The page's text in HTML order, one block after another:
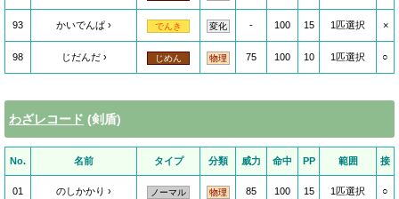
93 かいでんぱ でんき 変化 - 100 15 1匹選択 ×
98 じだんだ じめん 物理 75 100 10 1匹選択 ○
わざレコード (剣盾)
No. 名前 タイプ 分類 威力 命中 PP 範囲 接
01 のしかかり ノーマル 物理 85 100 15 1匹選択 ○